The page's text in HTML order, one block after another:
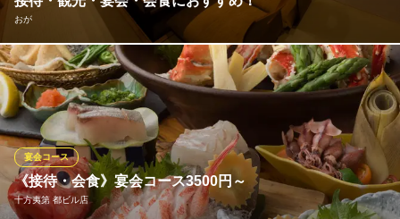
札幌市営地下鉄南北線すすきの駅 徒歩2分
北海道札幌市中央区南5条西3-1 大松ビル2F
おが
個室23部屋完備し、ご宴会は最大50名までOK。家族やグループ・
会社の飲み会、カップル・接待での食事などさまざまなシチュエ
ーションでご利用頂けます。 写真は、4名まで入る掘りごたつの
部屋。落ち着きます。
おが
海鮮活魚・旬・完全個室
地下鉄南北線すすきの駅1番出口 徒歩1分
《接待・会食》宴会コース3500円～
十方夷第 都ビル店
宴会コース